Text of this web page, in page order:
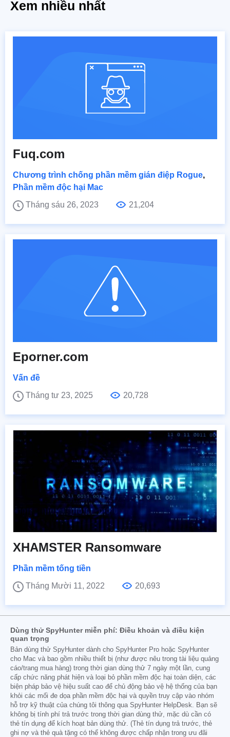
Xem nhiều nhất
Fuq.com
Chương trình chống phần mềm gián điệp Rogue,
Phần mềm độc hại Mac
Tháng sáu 26, 2023
21,204
Eporner.com
Vấn đề
Tháng tư 23, 2025
20,728
XHAMSTER Ransomware
Phần mềm tống tiền
Tháng Mười 11, 2022
20,693
Dùng thử SpyHunter miễn phí: Điều khoản và điều kiện
quan trọng
Bản dùng thử SpyHunter dành cho SpyHunter Pro hoặc SpyHunter
cho Mac và bao gồm nhiều thiết bị (như được nêu trong tài liệu quảng
cáo/trang mua hàng) trong thời gian dùng thử 7 ngày một lần, cung
cấp chức năng phát hiện và loại bỏ phần mềm độc hại toàn diện, các
biện pháp bảo vệ hiệu suất cao để chủ động bảo vệ hệ thống của bạn
khỏi các mối đe dọa phần mềm độc hại và quyền truy cập vào nhóm
hỗ trợ kỹ thuật của chúng tôi thông qua SpyHunter HelpDesk. Bạn sẽ
không bị tính phí trả trước trong thời gian dùng thử, mặc dù cần có
thẻ tín dụng để kích hoạt bản dùng thử. (Thẻ tín dụng trả trước, thẻ
ghi nợ và thẻ quà tặng có thể không được chấp nhận trong ưu đãi